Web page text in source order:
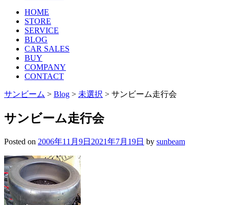
HOME
STORE
SERVICE
BLOG
CAR SALES
BUY
COMPANY
CONTACT
サンビーム > Blog > 未選択 > サンビーム走行会
サンビーム走行会
Posted on 2006年11月9日 2021年7月19日 by sunbeam